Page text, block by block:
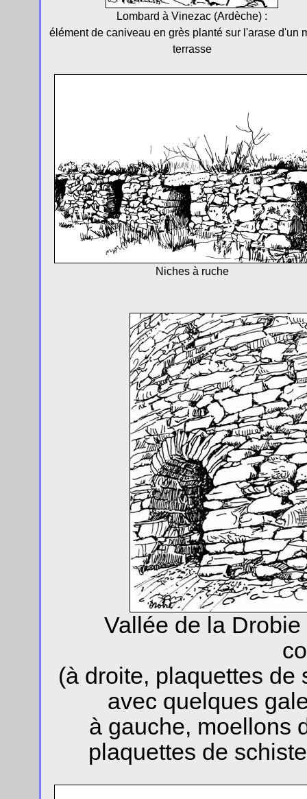
Lombard à Vinezac (Ardèche) :
élément de caniveau en grès planté sur l'arase d'un
terrasse
Niches à ruche
Vallée de la
(à droite, plaquettes de
avec quelques
à gauche, moellons
plaquettes de